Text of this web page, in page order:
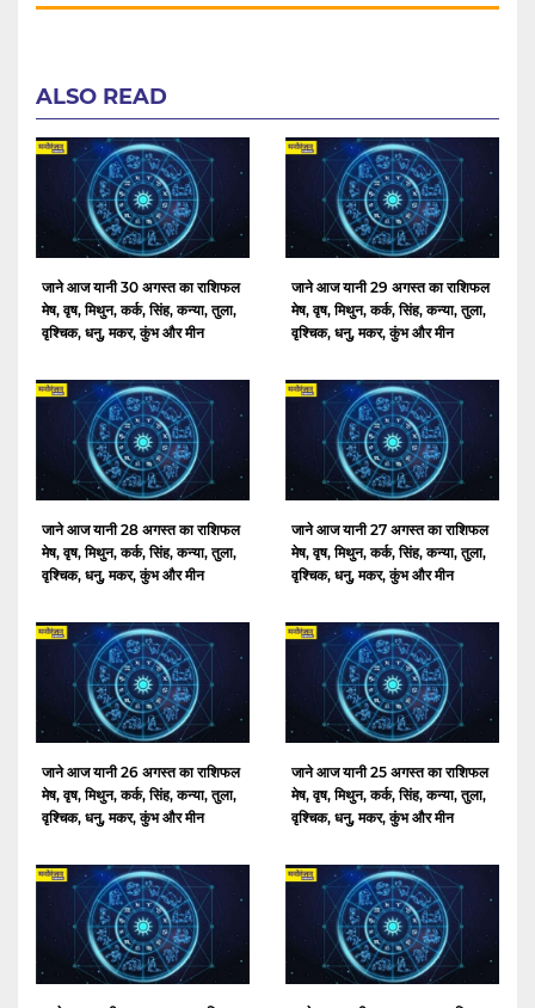
ALSO READ
जाने आज यानी 30 अगस्त का राशिफल
मेष, वृष, मिथुन, कर्क, सिंह, कन्या, तुला,
वृश्चिक, धनु, मकर, कुंभ और मीन
जाने आज यानी 29 अगस्त का राशिफल
मेष, वृष, मिथुन, कर्क, सिंह, कन्या, तुला,
वृश्चिक, धनु, मकर, कुंभ और मीन
जाने आज यानी 28 अगस्त का राशिफल
मेष, वृष, मिथुन, कर्क, सिंह, कन्या, तुला,
वृश्चिक, धनु, मकर, कुंभ और मीन
जाने आज यानी 27 अगस्त का राशिफल
मेष, वृष, मिथुन, कर्क, सिंह, कन्या, तुला,
वृश्चिक, धनु, मकर, कुंभ और मीन
जाने आज यानी 26 अगस्त का राशिफल
मेष, वृष, मिथुन, कर्क, सिंह, कन्या, तुला,
वृश्चिक, धनु, मकर, कुंभ और मीन
जाने आज यानी 25 अगस्त का राशिफल
मेष, वृष, मिथुन, कर्क, सिंह, कन्या, तुला,
वृश्चिक, धनु, मकर, कुंभ और मीन